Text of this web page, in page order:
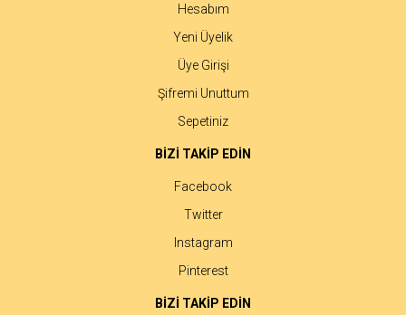
Hesabım
Yeni Üyelik
Üye Girişi
Şifremi Unuttum
Sepetiniz
BİZİ TAKİP EDİN
Facebook
Twitter
Instagram
Pinterest
BİZİ TAKİP EDİN